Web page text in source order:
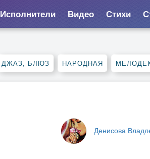
Исполнители Видео Стихи
ДЖАЗ, БЛЮЗ НАРОДНАЯ
Денисова